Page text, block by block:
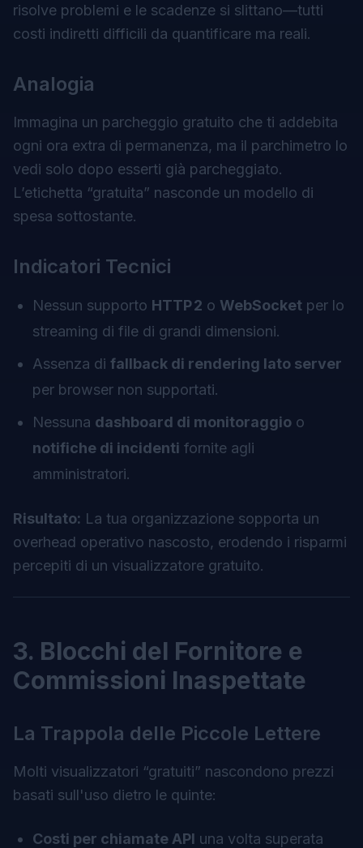
risolve problemi e le scadenze si slittano—tutti
costi indiretti difficili da quantificare ma reali.
Analogia
Immagina un parcheggio gratuito che ti addebita
ogni ora extra di permanenza, ma il parchimetro lo
vedi solo dopo esserti già parcheggiato.
L’etichetta “gratuita” nasconde un modello di
spesa sottostante.
Indicatori Tecnici
Nessun supporto HTTP 2 o WebSocket per lo
streaming di file di grandi dimensioni.
Assenza di fallback di rendering lato server
per browser non supportati.
Nessuna dashboard di monitoraggio o
notifiche di incidenti fornite agli
amministratori.
Risultato: La tua organizzazione sopporta un
overhead operativo nascosto, erodendo i risparmi
percepiti di un visualizzatore gratuito.
3. Blocchi del Fornitore e
Commissioni Inaspettate
La Trappola delle Piccole Lettere
Molti visualizzatori “gratuiti” nascondono prezzi
basati sull'uso dietro le quinte:
Costi per chiamate API una volta superata